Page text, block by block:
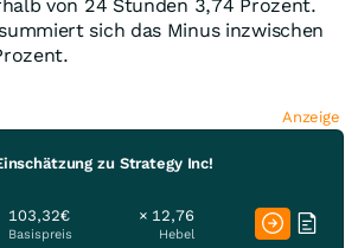
von 24 Stunden 3,74 Prozent.
sich das Minus inzwischen
Anzeige
zu Strategy Inc!
103,32€
Basispreis
× 12,76
Hebel